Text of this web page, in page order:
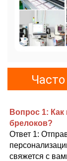
Вопрос 1: Как
брелоков?
Ответ 1:
свяжется с